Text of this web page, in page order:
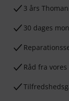
3 års
30 dages
Råd fra